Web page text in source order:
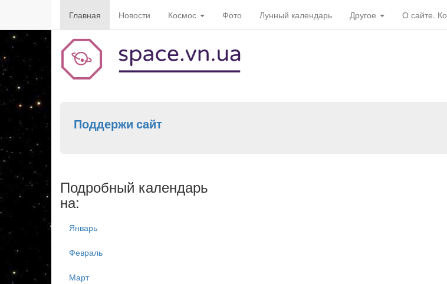
Главная Новости Космос Фото Лунный календарь Другое О сайте.
Поддержи сайт
Подробный календарь
на:
Январь
Февраль
Март